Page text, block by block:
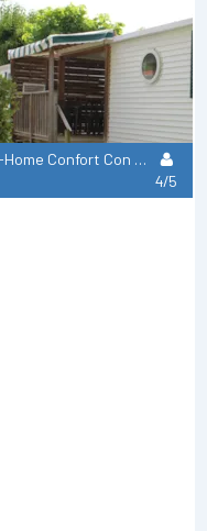
Mobil-Home Confort Con Aire Acondicionado Y Terraza Cubierta
4/5